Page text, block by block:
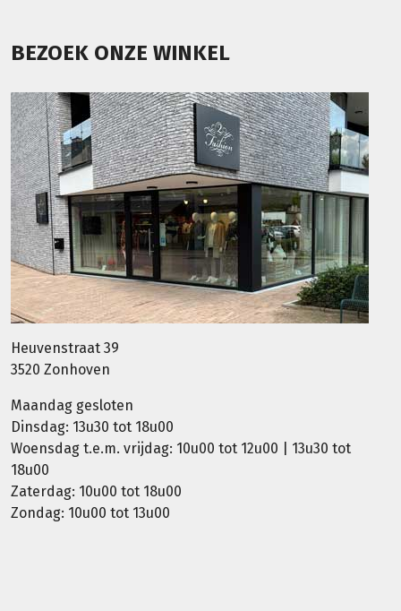
BEZOEK ONZE WINKEL
Heuvenstraat 39
3520 Zonhoven
Maandag gesloten
Dinsdag: 13u30 tot 18u00
Woensdag t.e.m. vrijdag: 10u00 tot 12u00 | 13u30 tot
18u00
Zaterdag: 10u00 tot 18u00
Zondag: 10u00 tot 13u00